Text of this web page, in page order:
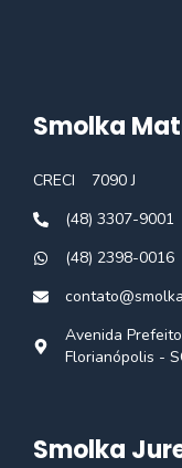
Smolka
CRECI
7090 J
(48) 3307-9001
(48) 2398-0016
Avenida
Florianópolis -
Smolka